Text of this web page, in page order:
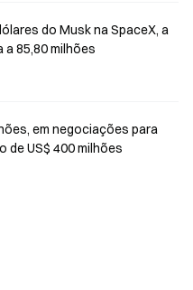
do Musk na SpaceX, a
85,80 milhões
em negociações para
de US$ 400 milhões